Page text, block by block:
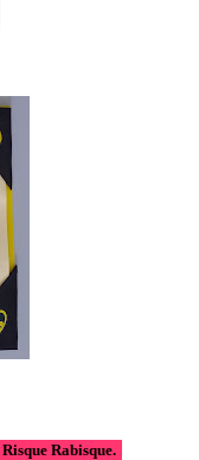
Risque Rabisque.